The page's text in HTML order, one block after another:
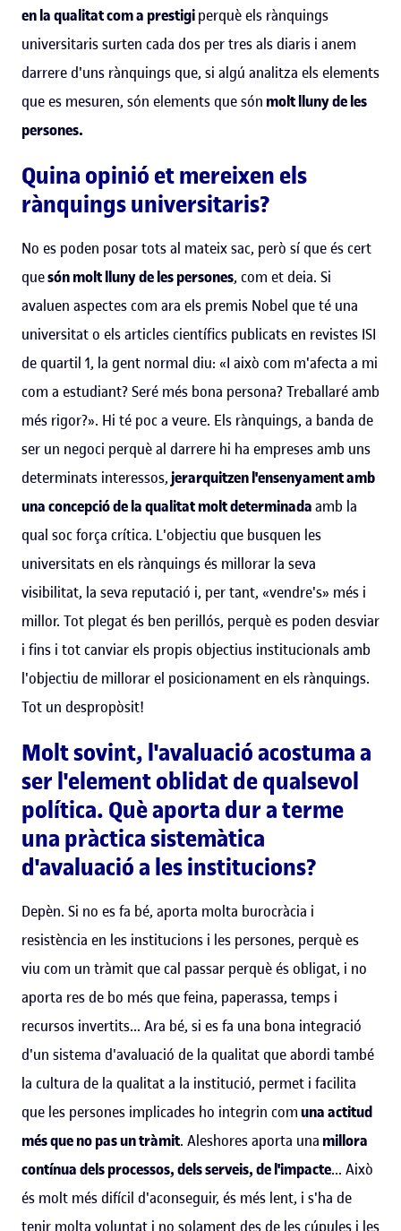
en la qualitat com a prestigiperquè els rànquings
universitaris surten cada dos per tres als diaris i anem
darrere d'uns rànquings que, si algú analitza els elements
que es mesuren, són elements que són molt lluny de les
persones.
Quina opinió et mereixen els
rànquings universitaris?
No es poden posar tots al mateix sac, però sí que és cert
quesón molt lluny de les persones, com et deia. Si
avaluen aspectes com ara els premis Nobel que té una
universitat o els articles científics publicats en revistes ISI
de quartil 1, la gent normal diu: «I això com m'afecta a mi
com a estudiant? Seré més bona persona? Treballaré amb
més rigor?». Hi té poc a veure. Els rànquings, a banda de
ser un negoci perquè al darrere hi ha empreses amb uns
determinats interessos,jerarquitzen l'ensenyament amb
una concepció de la qualitat molt determinadaamb la
qual soc força crítica. L'objectiu que busquen les
universitats en els rànquings és millorar la seva
visibilitat, la seva reputació i, per tant, «vendre's» més i
millor. Tot plegat és ben perillós, perquè es poden desviar
i fins i tot canviar els propis objectius institucionals amb
l'objectiu de millorar el posicionament en els rànquings.
Tot un despropòsit!
Molt sovint, l'avaluació acostuma a
ser l'element oblidat de qualsevol
política. Què aporta dur a terme
una pràctica sistemàtica
d'avaluació a les institucions?
Depèn. Si no es fa bé, aporta molta burocràcia i
resistència en les institucions i les persones, perquè es
viu com un tràmit que cal passar perquè és obligat, i no
aporta res de bo més que feina, paperassa, temps i
recursos invertits... Ara bé, si es fa una bona integració
d'un sistema d'avaluació de la qualitat que abordi també
la cultura de la qualitat a la institució, permet i facilita
que les persones implicades ho integrin comuna actitud
més que no pas un tràmit. Aleshores aporta una millora
contínua dels processos, dels serveis, de l'impacte... Això
és molt més difícil d'aconseguir, és més lent, i s'ha de
tenir molta voluntat i no solament des de les cúpules i les